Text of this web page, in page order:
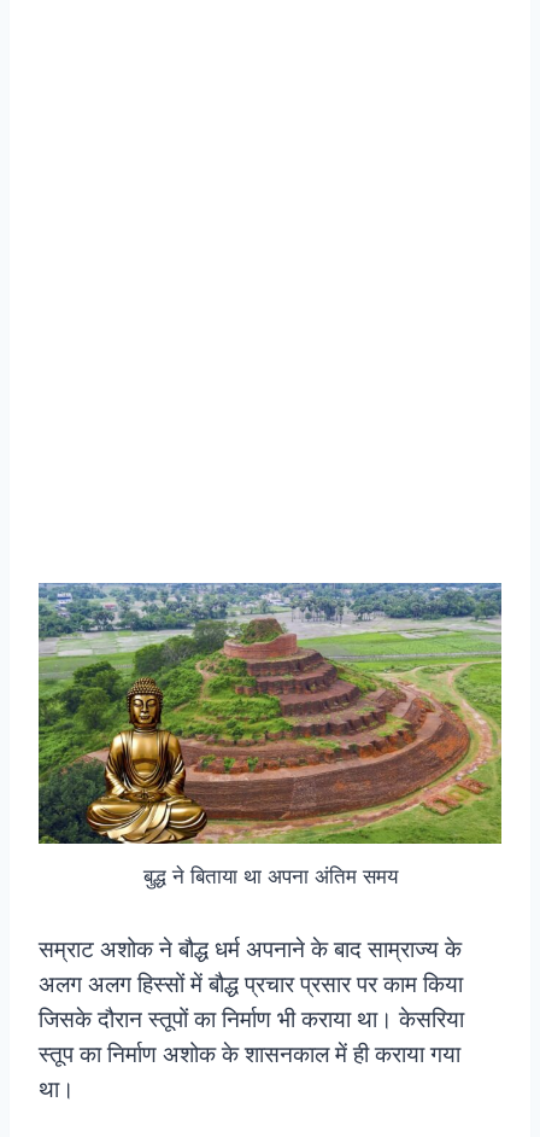
बुद्ध ने बिताया था अपना अंतिम समय
सम्राट अशोक ने बौद्ध धर्म अपनाने के बाद साम्राज्य के
अलग अलग हिस्सों में बौद्ध प्रचार प्रसार पर काम किया
जिसके दौरान स्तूपों का निर्माण भी कराया था। केसरिया
स्तूप का निर्माण अशोक के शासनकाल में ही कराया गया
था।